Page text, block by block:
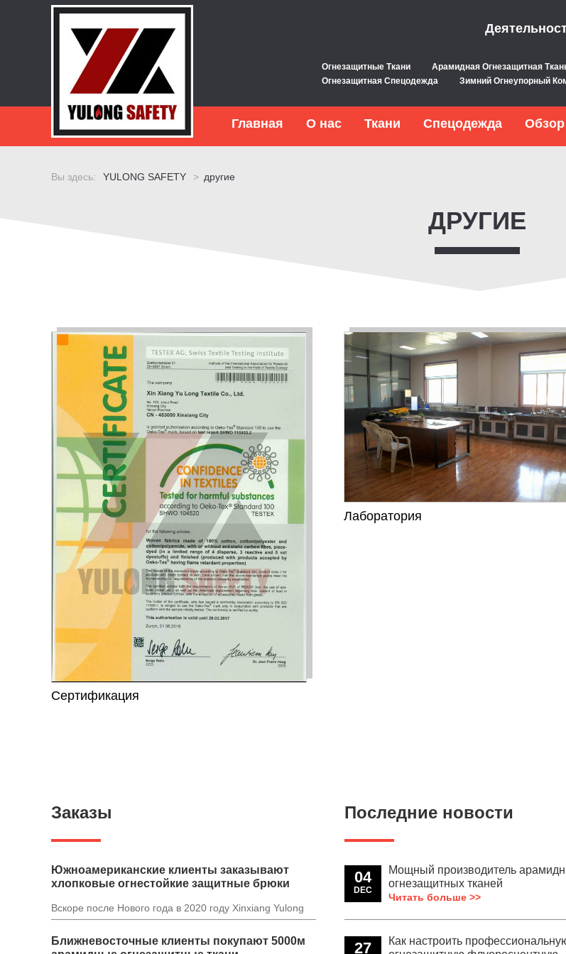
Огнезащитные Ткани Арамидная Огнезащитная
Огнезащитная Спецодежда
Зимний Огнеупорный
Главная О нас Ткани Спецодежда Обзор
Вы здесь: YULONG SAFETY > другие
ДРУГИЕ
Сертификация
Лаборатория
Заказы
Южноамериканские клиенты заказывают
хлопковые огнестойкие защитные брюки
Вскоре после Нового года в 2020 году Xinxiang Yulong
Textile пригласила наших новых клиентов посетить
Южной Америки, и клиенты хотели купить партию
Ближневосточные клиенты покупают 5000м
Последние новости
04
DEC
Мощный производитель
огнезащитных тканей
Читать больше >>
27
Как настроить